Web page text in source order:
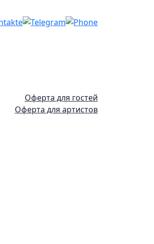
Оферта для гостей
Оферта для артистов